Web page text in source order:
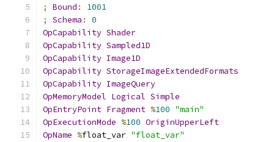
;
Bound :
1001
;
Schema :
0
OpCapability Shader
OpCapability Sampled1D
OpCapability Image1D
OpCapability StorageImageExtendedFormats
OpCapability ImageQuery
OpMemoryModel Logical Simple
OpEntryPoint Fragment %100 "main"
OpExecutionMode %100 OriginUpperLeft
OpName %float_var "float_var"